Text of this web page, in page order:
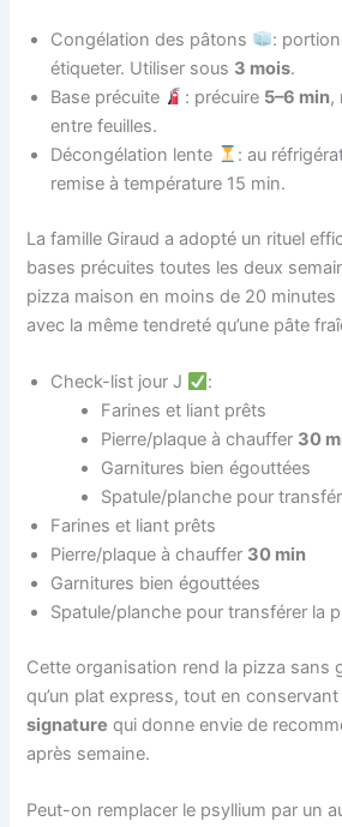
Congélation des pâtons
:
étiqueter. Utiliser sous 3 mois.
Base précuite
: précuire 5–6 min,
entre feuilles.
Décongélation lente
: au
remise à température 15 min.
La famille Giraud a adopté un rituel
bases précuites toutes les deux
pizza maison en moins de 20 minutes
avec la même tendreté qu’une pâte
Check-list jour J
:
Farines et liant prêts
Pierre/plaque à chauffer 30
Garnitures bien égouttées
Spatule/planche pour
Farines et liant prêts
Pierre/plaque à chauffer 30 min
Garnitures bien égouttées
Spatule/planche pour transférer la
Cette organisation rend la pizza sans
qu’un plat express, tout en conservant
signature qui donne envie de
après semaine.
Peut-on remplacer le psyllium par un